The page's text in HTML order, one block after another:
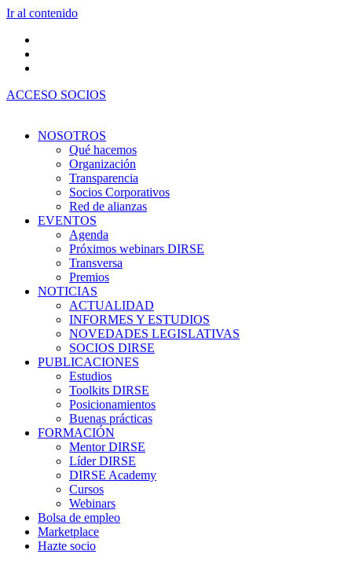
Ir al contenido
ACCESO SOCIOS
NOSOTROS
Qué hacemos
Organización
Transparencia
Socios Corporativos
Red de alianzas
EVENTOS
Agenda
Próximos webinars DIRSE
Transversa
Premios
NOTICIAS
ACTUALIDAD
INFORMES Y ESTUDIOS
NOVEDADES LEGISLATIVAS
SOCIOS DIRSE
PUBLICACIONES
Estudios
Toolkits DIRSE
Posicionamientos
Buenas prácticas
FORMACIÓN
Mentor DIRSE
Líder DIRSE
DIRSE Academy
Cursos
Webinars
Bolsa de empleo
Marketplace
Hazte socio